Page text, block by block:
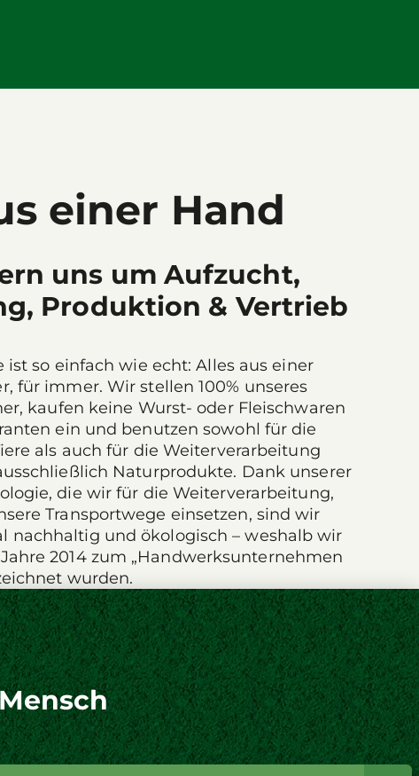
einer Hand
uns um Aufzucht,
Produktion & Vertrieb
ist so einfach wie echt: Alles aus einer
für immer. Wir stellen 100% unseres
kaufen keine Wurst- oder Fleischwaren
ein und benutzen sowohl für die
als auch für die Weiterverarbeitung
Naturprodukte. Dank unserer
die wir für die Weiterverarbeitung,
Transportwege einsetzen, sind wir
nachhaltig und ökologisch – weshalb wir
2014 zum „Handwerksunternehmen
wurden.